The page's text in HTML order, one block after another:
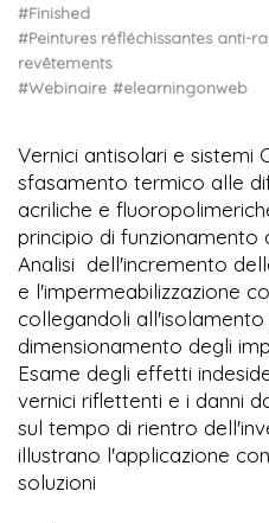
#Finished
#Peintures réfléchissantes anti-
revêtements
#Webinaire #elearningonweb
Vernici antisolari e sistemi
sfasamento termico alle
acriliche e
principio di
Analisi dell'incremento
e l'impermeabilizzazione
collegandoli
dimensionamento degli
Esame degli effetti
vernici riflettenti e i danni
sul tempo di rientro
illustrano l'applicazione
soluzioni